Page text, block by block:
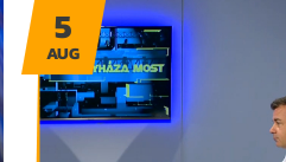
5
AUG